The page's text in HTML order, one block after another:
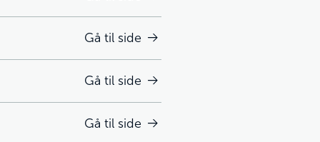
Gå til side
Gå til side
Gå til side